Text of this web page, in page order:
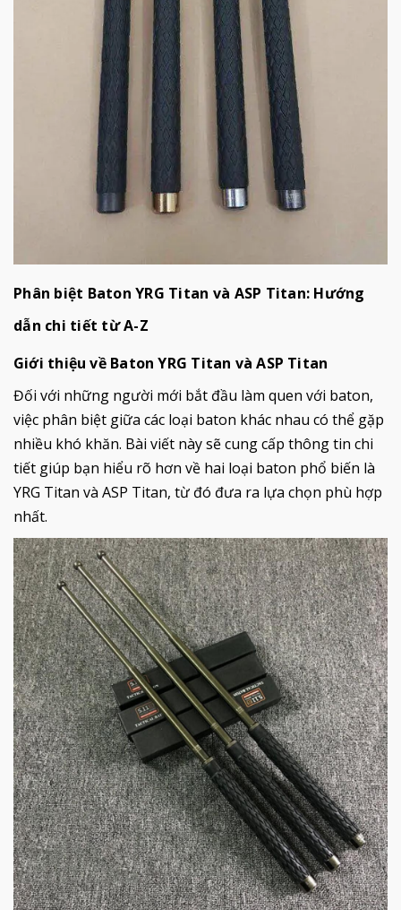
Phân biệt Baton YRG Titan và ASP Titan: Hướng
dẫn chi tiết từ A-Z
Giới thiệu về Baton YRG Titan và ASP Titan
Đối với những người mới bắt đầu làm quen với baton,
việc phân biệt giữa các loại baton khác nhau có thể gặp
nhiều khó khăn. Bài viết này sẽ cung cấp thông tin chi
tiết giúp bạn hiểu rõ hơn về hai loại baton phổ biến là
YRG Titan và ASP Titan, từ đó đưa ra lựa chọn phù hợp
nhất.